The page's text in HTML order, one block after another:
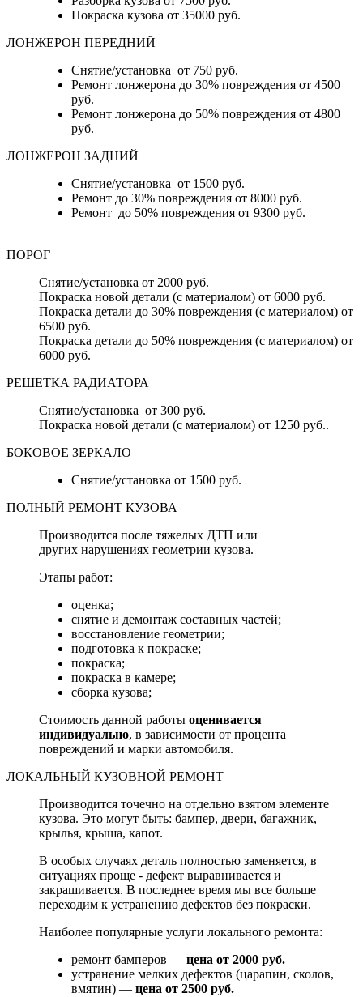
Покраска кузова от 35000 руб.
ЛОНЖЕРОН ПЕРЕДНИЙ
Снятие/установка от 750 руб.
Ремонт лонжерона до 30% повреждения от 4500
руб.
Ремонт лонжерона до 50% повреждения от 4800
руб.
ЛОНЖЕРОН ЗАДНИЙ
Снятие/установка от 1500 руб.
Ремонт до 30% повреждения от 8000 руб.
Ремонт до 50% повреждения от 9300 руб.
ПОРОГ
Снятие/установка от 2000 руб.
Покраска новой детали (с материалом) от 6000 руб.
Покраска детали до 30% повреждения (с материалом) от
6500 руб.
Покраска детали до 50% повреждения (с материалом) от
6000 руб.
РЕШЕТКА РАДИАТОРА
Снятие/установка от 300 руб.
Покраска новой детали (с материалом) от 1250 руб..
БОКОВОЕ ЗЕРКАЛО
Снятие/установка от 1500 руб.
ПОЛНЫЙ РЕМОНТ КУЗОВА
Производится после тяжелых ДТП или
других нарушениях геометрии кузова.
Этапы работ:
оценка;
снятие и демонтаж составных частей;
восстановление геометрии;
подготовка к покраске;
покраска;
покраска в камере;
сборка кузова;
Стоимость данной работы оценивается
индивидуально, в зависимости от процента
повреждений и марки автомобиля.
ЛОКАЛЬНЫЙ КУЗОВНОЙ РЕМОНТ
Производится точечно на отдельно взятом элементе
кузова. Это могут быть: бампер, двери, багажник,
крылья, крыша, капот.
В особых случаях деталь полностью заменяется, в
ситуациях проще - дефект выравнивается и
закрашивается. В последнее время мы все больше
переходим к устранению дефектов без покраски.
Наиболее популярные услуги локального ремонта:
ремонт бамперов — цена от 2000 руб.
устранение мелких дефектов (царапин, сколов,
вмятин) — цена от 2500 руб.